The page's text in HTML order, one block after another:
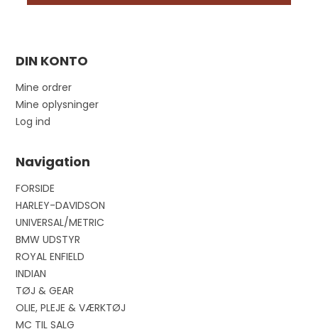
DIN KONTO
Mine ordrer
Mine oplysninger
Log ind
Navigation
FORSIDE
HARLEY-DAVIDSON
UNIVERSAL/METRIC
BMW UDSTYR
ROYAL ENFIELD
INDIAN
TØJ & GEAR
OLIE, PLEJE & VÆRKTØJ
MC TIL SALG